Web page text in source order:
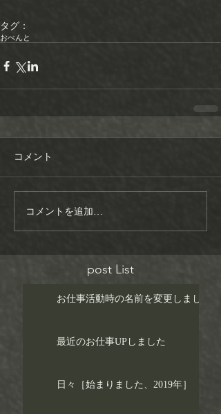
タグ：
おべんと
コメント
コメントを追加…
post List
お仕事活動時の名前を変更しました！
最近のお仕事UPしました
日々［始まりました、2019年］